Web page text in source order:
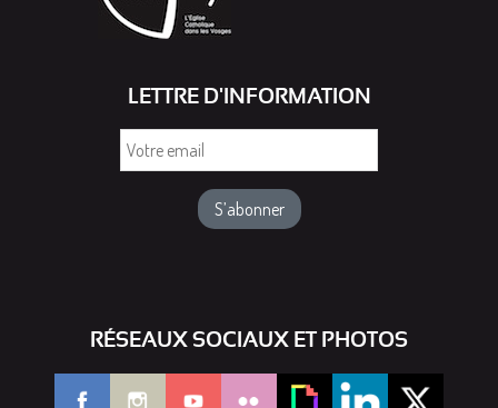
LETTRE D'INFORMATION
RÉSEAUX SOCIAUX ET PHOTOS